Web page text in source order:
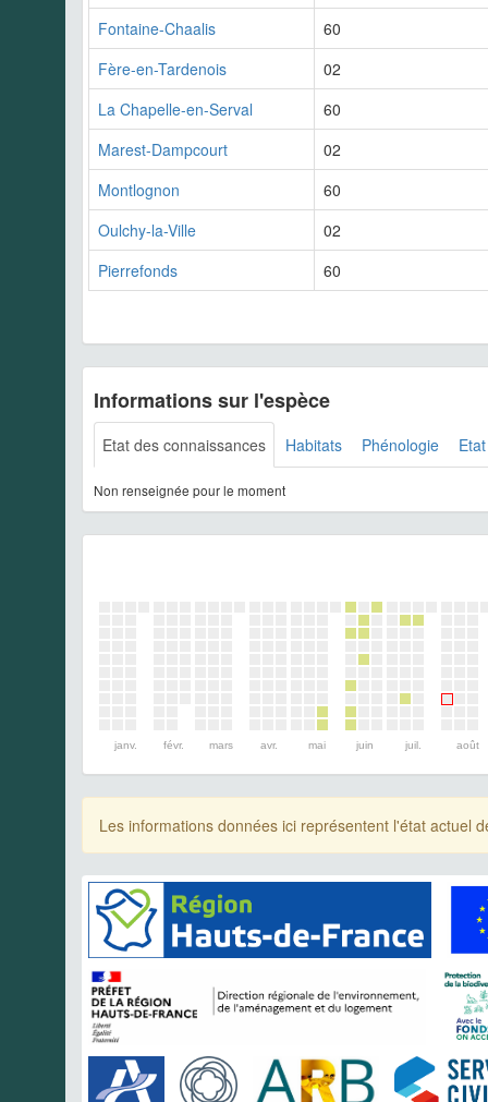
Fontaine-Chaalis
60
Fère-en-Tardenois
02
La Chapelle-en-Serval
60
Marest-Dampcourt
02
Montlognon
60
Oulchy-la-Ville
02
Pierrefonds
60
Informations sur l'espèce
Etat des connaissances Habitats Phénologie
Non renseignée pour le moment
janv. févr. mars avr. mai juin juil. août
Les informations données ici représentent l'état actuel